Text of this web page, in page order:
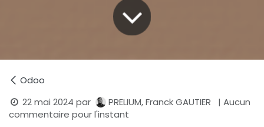
Odoo
22 mai 2024 par PRELIUM, Franck GAUTIER
| Aucun
commentaire pour l'instant